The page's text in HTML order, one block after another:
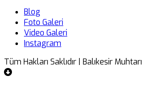
Blog
Foto Galeri
Video Galeri
Instagram
Tüm Hakları Saklıdır | Balıkesir Muhtarı